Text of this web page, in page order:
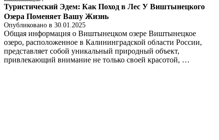
Туристический Эдем: Как Поход в Лес У Виштынецкого
Озера Поменяет Вашу Жизнь
Опубликовано в 30.01.2025
Общая информация о Виштынецком озере Виштынецкое
озеро, расположенное в Калининградской области России,
представляет собой уникальный природный объект,
привлекающий внимание не только своей красотой, …